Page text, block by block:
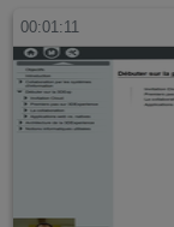
00:01:11